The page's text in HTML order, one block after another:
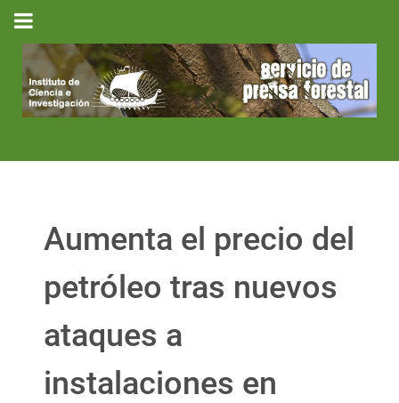
Aumenta el precio del
petróleo tras nuevos
ataques a
instalaciones en